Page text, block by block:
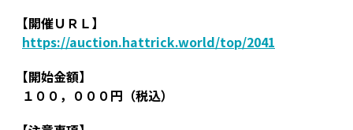
【開催ＵＲＬ】
https://auction.hattrick.world/top/2041
【開始金額】
１００，０００円（税込）